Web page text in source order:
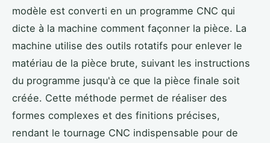
modèle est converti en un programme CNC qui
dicte à la machine comment façonner la pièce. La
machine utilise des outils rotatifs pour enlever le
matériau de la pièce brute, suivant les instructions
du programme jusqu'à ce que la pièce finale soit
créée. Cette méthode permet de réaliser des
formes complexes et des finitions précises,
rendant le tournage CNC indispensable pour de